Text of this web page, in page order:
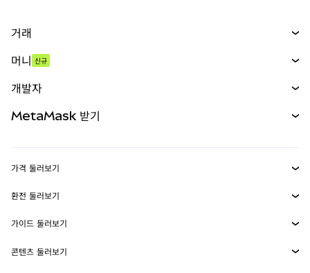
거래
무기한 선물
실물자산
머니 신규
개발자
MetaMask Connect
Snaps
웹3 서비스
MetaMask 받기
보안
고객 지원
가격 둘러보기
이더리움 가격
솔라나 가격
환전 둘러보기
ETH를 USD로 환전
USDT를 INR로 환전
가이드 둘러보기
ETH 매수
콘텐츠 둘러보기